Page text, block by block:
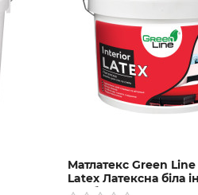
Матлатекс Green
Latex Латексна біла
фарба, 10 л